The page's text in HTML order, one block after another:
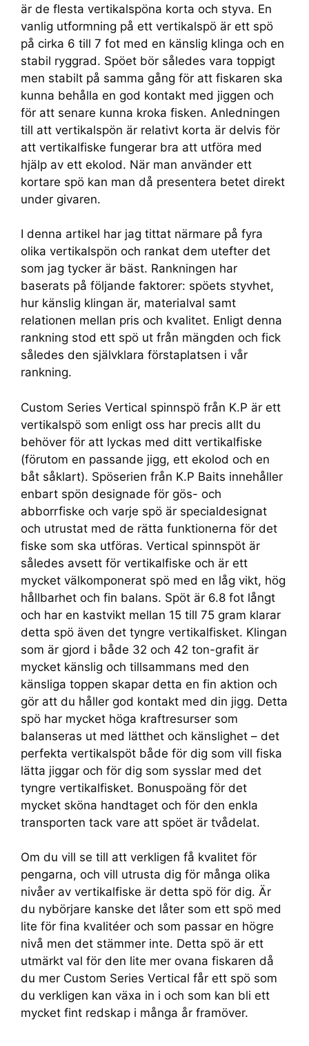
är de flesta vertikalspöna korta och styva. En
vanlig utformning på ett vertikalspö är ett spö
på cirka 6 till 7 fot med en känslig klinga och en
stabil ryggrad. Spöet bör således vara toppigt
men stabilt på samma gång för att fiskaren ska
kunna behålla en god kontakt med jiggen och
för att senare kunna kroka fisken. Anledningen
till att vertikalspön är relativt korta är delvis för
att vertikalfiske fungerar bra att utföra med
hjälp av ett ekolod. När man använder ett
kortare spö kan man då presentera betet direkt
under givaren.
I denna artikel har jag tittat närmare på fyra
olika vertikalspön och rankat dem utefter det
som jag tycker är bäst. Rankningen har
baserats på följande faktorer: spöets styvhet,
hur känslig klingan är, materialval samt
relationen mellan pris och kvalitet. Enligt denna
rankning stod ett spö ut från mängden och fick
således den självklara förstaplatsen i vår
rankning.
Custom Series Vertical spinnspö från K.P är ett
vertikalspö som enligt oss har precis allt du
behöver för att lyckas med ditt vertikalfiske
(förutom en passande jigg, ett ekolod och en
båt såklart). Spöserien från K.P Baits innehåller
enbart spön designade för gös- och
abborrfiske och varje spö är specialdesignat
och utrustat med de rätta funktionerna för det
fiske som ska utföras. Vertical spinnspöt är
således avsett för vertikalfiske och är ett
mycket välkomponerat spö med en låg vikt, hög
hållbarhet och fin balans. Spöt är 6.8 fot långt
och har en kastvikt mellan 15 till 75 gram klarar
detta spö även det tyngre vertikalfisket. Klingan
som är gjord i både 32 och 42 ton-grafit är
mycket känslig och tillsammans med den
känsliga toppen skapar detta en fin aktion och
gör att du håller god kontakt med din jigg. Detta
spö har mycket höga kraftresurser som
balanseras ut med lätthet och känslighet – det
perfekta vertikalspöt både för dig som vill fiska
lätta jiggar och för dig som sysslar med det
tyngre vertikalfisket. Bonuspoäng för det
mycket sköna handtaget och för den enkla
transporten tack vare att spöet är tvådelat.
Om du vill se till att verkligen få kvalitet för
pengarna, och vill utrusta dig för många olika
nivåer av vertikalfiske är detta spö för dig. Är
du nybörjare kanske det låter som ett spö med
lite för fina kvalitéer och som passar en högre
nivå men det stämmer inte. Detta spö är ett
utmärkt val för den lite mer ovana fiskaren då
du mer Custom Series Vertical får ett spö som
du verkligen kan växa in i och som kan bli ett
mycket fint redskap i många år framöver.